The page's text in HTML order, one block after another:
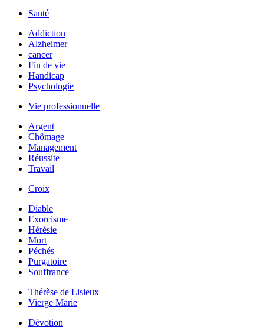
Santé
Addiction
Alzheimer
cancer
Fin de vie
Handicap
Psychologie
Vie professionnelle
Argent
Chômage
Management
Réussite
Travail
Croix
Diable
Exorcisme
Hérésie
Mort
Péchés
Purgatoire
Souffrance
Thérèse de Lisieux
Vierge Marie
Dévotion